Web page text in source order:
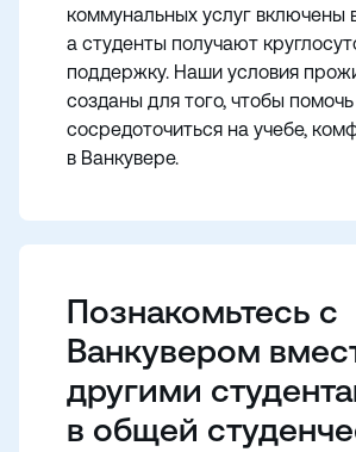
коммунальных услуг включены
а студенты получают
поддержку. Наши условия
созданы для того, чтобы
сосредоточиться на учебе,
в Ванкувере.
Познакомьтесь с
Ванкувером
другими
в общей